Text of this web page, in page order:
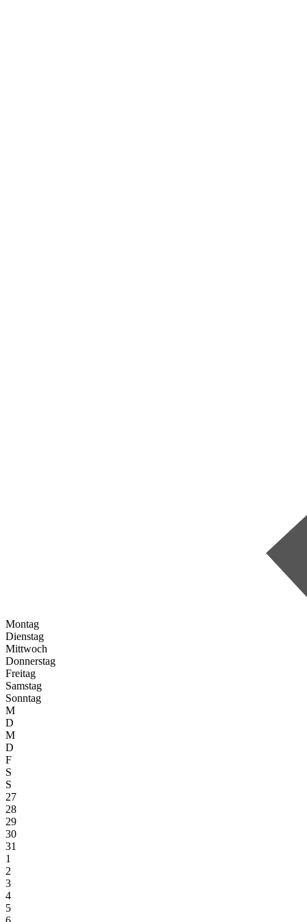
Montag
Dienstag
Mittwoch
Donnerstag
Freitag
Samstag
Sonntag
M
D
M
D
F
S
S
27
28
29
30
31
1
2
3
4
5